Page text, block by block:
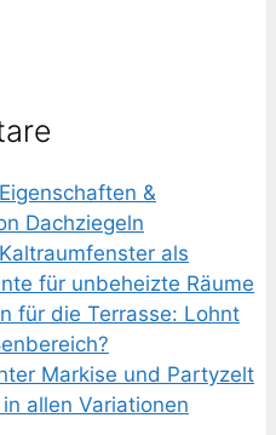
&
Dachziegeln
als
für unbeheizte Räume
für die Terrasse: Lohnt
Markise und Partyzelt
allen Variationen